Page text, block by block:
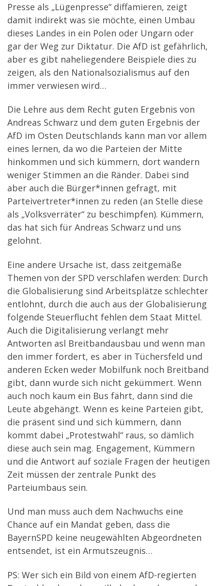
Presse als „Lügenpresse“ diffamieren, zeigt
damit indirekt was sie möchte, einen Umbau
dieses Landes in ein Polen oder Ungarn oder
gar der Weg zur Diktatur. Die AfD ist gefährlich,
aber es gibt naheliegendere Beispiele dies zu
zeigen, als den Nationalsozialismus auf den
immer verwiesen wird…
Die Lehre aus dem Recht guten Ergebnis von
Andreas Schwarz und dem guten Ergebnis der
AfD im Osten Deutschlands kann man vor allem
eines lernen, da wo die Parteien der Mitte
hinkommen und sich kümmern, dort wandern
weniger Stimmen an die Ränder. Dabei sind
aber auch die Bürger*innen gefragt, mit
Parteivertreter*innen zu reden (an Stelle diese
als „Volksverräter“ zu beschimpfen). Kümmern,
das hat sich für Andreas Schwarz und uns
gelohnt.
Eine andere Ursache ist, dass zeitgemäße
Themen von der SPD verschlafen werden: Durch
die Globalisierung sind Arbeitsplätze schlechter
entlohnt, durch die auch aus der Globalisierung
folgende Steuerflucht fehlen dem Staat Mittel.
Auch die Digitalisierung verlangt mehr
Antworten asl Breitbandausbau und wenn man
den immer fordert, es aber in Tüchersfeld und
anderen Ecken weder Mobilfunk noch Breitband
gibt, dann wurde sich nicht gekümmert. Wenn
auch noch kaum ein Bus fährt, dann sind die
Leute abgehängt. Wenn es keine Parteien gibt,
die präsent sind und sich kümmern, dann
kommt dabei „Protestwahl“ raus, so dämlich
diese auch sein mag. Engagement, Kümmern
und die Antwort auf soziale Fragen der heutigen
Zeit müssen der zentrale Punkt des
Parteiumbaus sein.
Und man muss auch dem Nachwuchs eine
Chance auf ein Mandat geben, dass die
BayernSPD keine neugewählten Abgeordneten
entsendet, ist ein Armutszeugnis…
PS: Wer sich ein Bild von einem AfD-regierten